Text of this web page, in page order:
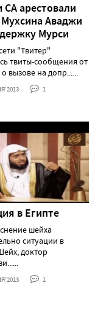
СА арестовали
Аваджи
Мурси
"Твитер"
твиты-сообщения от
вызове на допр......
1
в Египте
шейха
ситуации в
доктор
1